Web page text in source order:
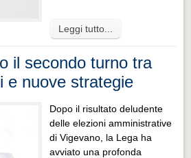
Leggi tutto...
il secondo turno tra
e nuove strategie
Dopo il risultato deludente
delle elezioni amministrative
di Vigevano, la Lega ha
avviato una profonda